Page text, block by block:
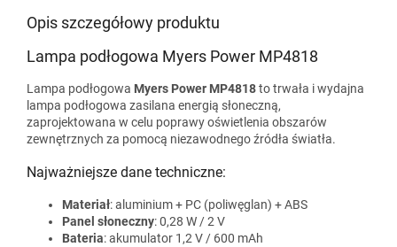
Opis szczegółowy produktu
Lampa podłogowa Myers Power MP4818
Lampa podłogowa Myers Power MP4818to trwała i wydajna
lampa podłogowa zasilana energią słoneczną,
zaprojektowana w celu poprawy oświetlenia obszarów
zewnętrznych za pomocą niezawodnego źródła światła.
Najważniejsze dane techniczne:
Materiał: aluminium + PC (poliwęglan) + ABS
Panel słoneczny: 0,28 W / 2 V
Bateria: akumulator 1,2 V / 600 mAh